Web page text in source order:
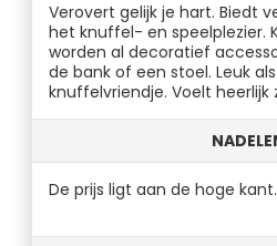
Verovert gelijk je hart. Biedt
het knuffel- en speelplezier.
worden al decoratief
de bank of een stoel. Leuk
knuffelvriendje. Voelt heerlijk
De prijs ligt aan de hoge kant.